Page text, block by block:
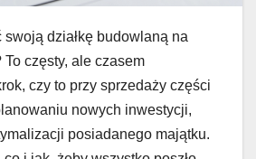
działkę budowlaną na
częsty, ale czasem
czy to przy sprzedaży części
nowych inwestycji,
posiadanego majątku.